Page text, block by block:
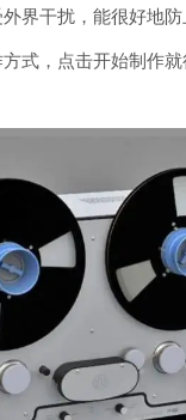
界干扰，能很好地
式，点击开始制作